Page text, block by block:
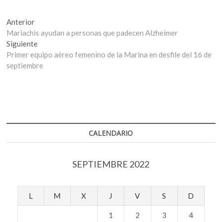
Navegación
de
entradas
AnteriorEntrada
anterior:
Mariachis ayudan a personas que padecen Alzheimer
SiguienteEntrada
siguiente:
Primer equipo aéreo femenino de la Marina en desfile del 16 de
septiembre
CALENDARIO
SEPTIEMBRE 2022
L M X J V S D
1 2 3 4